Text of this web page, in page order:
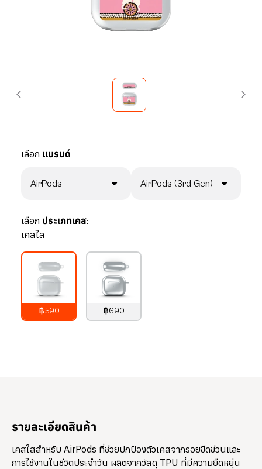
เลือก แบรนด์
AirPods AirPods (3rd Gen)
เลือก ประเภทเคส:
เคสใส
฿590
฿690
รายละเอียดสินค้า
เคสใสสำหรับ AirPods ที่ช่วยปกป้องตัวเคสจากรอยขีดข่วนและ
การใช้งานในชีวิตประจำวัน ผลิตจากวัสดุ TPU ที่มีความยืดหยุ่น